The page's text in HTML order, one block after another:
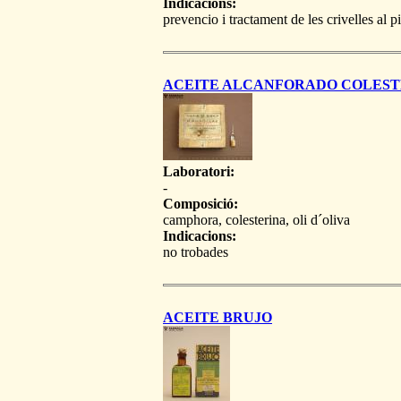
prevencio i tractament de les crivelles al
ACEITE ALCANFORADO
Laboratori:
-
Composició:
camphora, colesterina, oli d´oliva
Indicacions:
no trobades
ACEITE BRUJO